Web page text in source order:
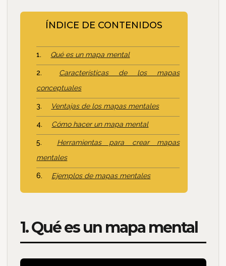
ÍNDICE DE CONTENIDOS
Qué es un mapa mental
Características de los mapas
conceptuales
Ventajas de los mapas mentales
Cómo hacer un mapa mental
Herramientas para crear mapas
mentales
Ejemplos de mapas mentales
1. Qué es un mapa mental